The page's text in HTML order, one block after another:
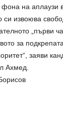
на аплаузи в
си извоюва
„първи
за
заяви
Ахмед.